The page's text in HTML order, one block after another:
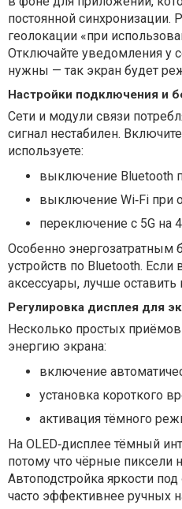
постоянной синхронизации.
геолокации «при
Отключайте уведомления у
нужны — так экран будет
Настройки подключения и
Сети и модули связи
сигнал нестабилен.
используете:
выключение Bluetooth
выключение Wi‑Fi при
переключение с 5G на
Особенно энергозатратным
устройств по Bluetooth.
аксессуары, лучше
Регулировка дисплея для
Несколько простых
энергию экрана:
включение
установка короткого
активация тёмного
На OLED‑дисплее тёмный
потому что чёрные пиксели
Автоподстройка яркости
часто эффективнее ручных